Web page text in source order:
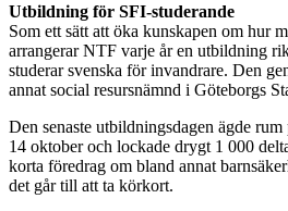
Utbildning för SFI-studerande
Som ett sätt att öka kunskapen om hur
arrangerar NTF varje år en utbildning
studerar svenska för invandrare. Den
annat social resursnämnd i Göteborgs
Den senaste utbildningsdagen ägde
14 oktober och lockade drygt 1 000
korta föredrag om bland annat
det går till att ta körkort.